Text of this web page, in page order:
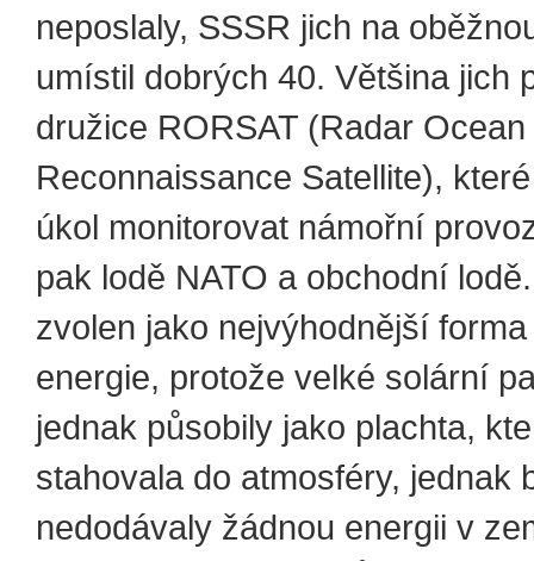
neposlaly, SSSR jich na
umístil dobrých 40. Většina jich
družice RORSAT (Radar Ocean
Reconnaissance Satellite),
úkol monitorovat námořní
pak lodě NATO a obchodní
zvolen jako nejvýhodnější
energie, protože velké solární
jednak působily jako plachta,
stahovala do atmosféry, jednak
nedodávaly žádnou energii v